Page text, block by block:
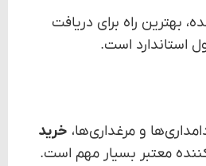
بهترین راه برای دریافت
استاندارد است.
و مرغداری‌ها، خرید
معتبر بسیار مهم است.